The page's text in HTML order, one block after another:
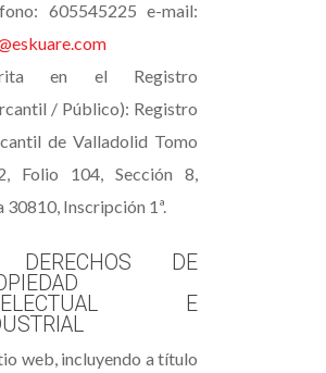
605545225 e-mail:
en el Registro
/ Público): Registro
de Valladolid Tomo
Folio 104, Sección 8,
30810, Inscripción 1ª.
DE
E
web, incluyendo a título